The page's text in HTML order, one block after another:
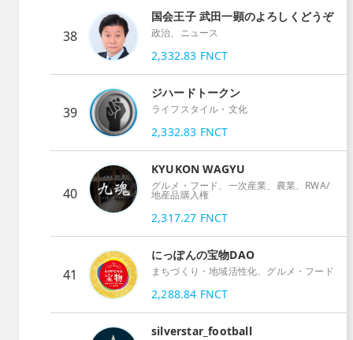
38
国会王子 武田一顕のよろしくどうぞ
政治、ニュース
2,332.83 FNCT
39
ジハードトークン
ライフスタイル・文化
2,332.83 FNCT
40
KYUKON WAGYU
グルメ・フード、一次産業、農業、RWA/
地産品購入権
2,317.27 FNCT
41
にっぽんの宝物DAO
まちづくり・地域活性化、グルメ・フード
2,288.84 FNCT
silverstar_football